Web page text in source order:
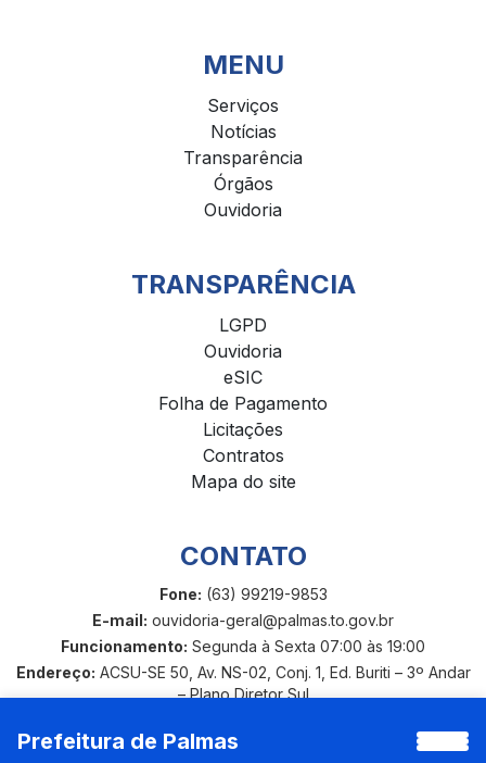
Prefeitura de Palmas
MENU
Serviços
Notícias
Transparência
Órgãos
Ouvidoria
TRANSPARÊNCIA
LGPD
Ouvidoria
eSIC
Folha de Pagamento
Licitações
Contratos
Mapa do site
CONTATO
Fone: (63) 99219-9853
E-mail: ouvidoria-geral@palmas.to.gov.br
Funcionamento: Segunda à Sexta 07:00 às 19:00
Endereço: ACSU-SE 50, Av. NS-02, Conj. 1, Ed. Buriti – 3º Andar
– Plano Diretor Sul